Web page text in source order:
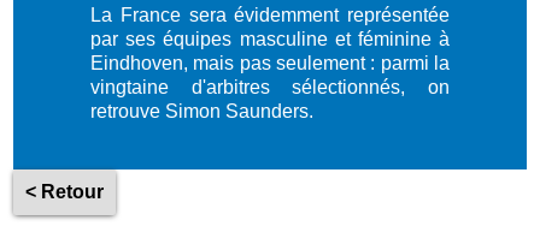
La France sera évidemment représentée
par ses équipes masculine et féminine à
Eindhoven, mais pas seulement : parmi la
vingtaine d'arbitres sélectionnés, on
retrouve Simon Saunders.
< Retour